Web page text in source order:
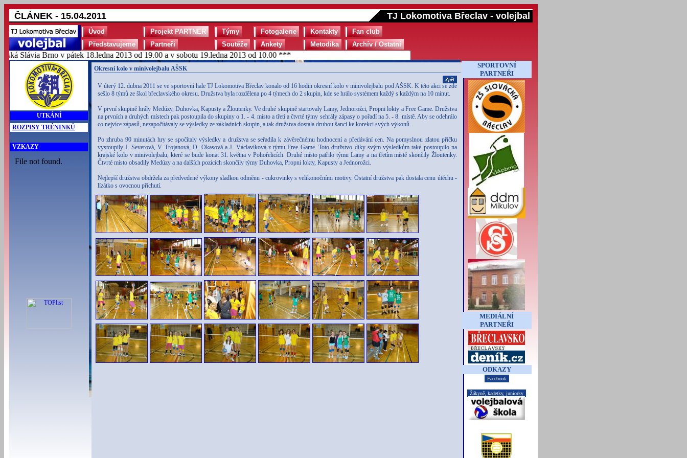
ČLÁNEK - 15.04.2011 TJ Lokomotiva Břeclav - volejbal
Úvod Projekt PARTNER Týmy Fotogalerie Kontakty
Fan club
Představujeme
Partneři Soutěže Ankety Metodika Archív / Ostatní
Brno v pátek 18.ledna 2013 od 19.00 a v sobotu 19.ledna 2013 od 10.00 ***
UTKÁNÍ
ROZPISY TRÉNINKŮ
VZKAZY
Okresní kolo v minivolejbalu AŠSK
Zpět
V úterý 12. dubna 2011 se ve sportovní hale TJ Lokomotiva Břeclav konalo od 16 hodin okresní kolo v minivolejbalu pod AŠSK. K této akci se zde
sešlo 8 týmů ze škol břeclavského okresu. Družstva byla rozdělena po 4 týmech do 2 skupin, kde se hrálo systémem každý s každým na 10 minut.
V první skupině hrály Medúzy, Duhovka, Kapusty a Žloutenky. Ve druhé skupině startovaly Lamy, Jednorožci, Propni lokty a Free Game. Družstva
na prvních a druhých místech pak postoupila do skupiny o 1. - 4. místo a třetí a čtvrté týmy sehrály zápasy o pořadí na 5. - 8. místě. Aby se odehrálo
co nejvíce zápasů, nezapočítávaly se výsledky ze základních skupin, a tak družstva dostala druhou šanci ke korekci svých výkonů.
Po zhruba 90 minutách hry se spočítaly výsledky a družstva se seřadila k závěrečnému hodnocení a předávání cen. Na pomyslnou zlatou příčku
vystoupily I. Severová, V. Trojanová, D. Okasová a J. Václavíková z týmu Free Game. Toto družstvo díky svým výsledkům také postoupilo na
krajské kolo v minivolejbalu, které se bude konat 31. května v Pohořelicích. Druhé místo patřilo týmu Lamy a na třetím místě skončily Žloutenky.
Čtvrté místo obsadily Medúzy a na dalších pozicích skončily týmy Duhovka, Propni lokty, Kapusty a Jednorožci.
Nejlepší družstva obdržela za předvedené výkony sladkou odměnu - cukrovinky s velikonočními motivy. Ostatní družstva pak dostala cenu útěchu -
lízátko s ovocnou příchutí.
SPORTOVNÍ
PARTNEŘI
MEDIÁLNÍ
PARTNEŘI
ODKAZY
Facebook
Žákyně, kadetky, juniorky